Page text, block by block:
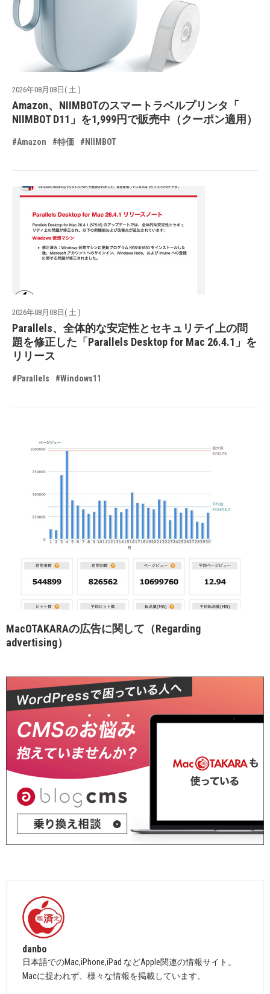
2026年08月08日( 土 )
Amazon、NIIMBOTのスマートラベルプリンタ「
NIIMBOT D11」を1,999円で販売中（クーポン適用）
#Amazon #特価 #NIIMBOT
2026年08月08日( 土 )
Parallels、全体的な安定性とセキュリテイ上の問
題を修正した「Parallels Desktop for Mac 26.4.1」を
リリース
#Parallels #Windows11
MacOTAKARAの広告に関して（Regarding
advertising）
danbo
日本語でのMac,iPhone,iPad などApple関連の情報サイト。
Macに捉われず、様々な情報を掲載しています。